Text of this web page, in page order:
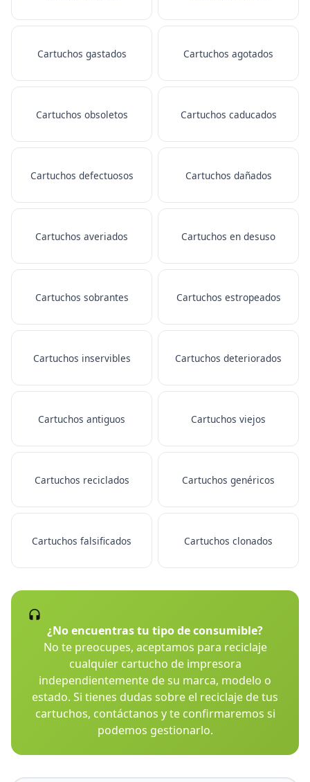
Cartuchos gastados Cartuchos agotados
Cartuchos obsoletos Cartuchos caducados
Cartuchos defectuosos Cartuchos dañados
Cartuchos averiados Cartuchos en desuso
Cartuchos sobrantes Cartuchos estropeados
Cartuchos inservibles Cartuchos deteriorados
Cartuchos antiguos Cartuchos viejos
Cartuchos reciclados Cartuchos genéricos
Cartuchos falsificados Cartuchos clonados
¿No encuentras tu tipo de consumible?
No te preocupes, aceptamos para reciclaje
cualquier cartucho de impresora
independientemente de su marca, modelo o
estado. Si tienes dudas sobre el reciclaje de tus
cartuchos, contáctanos y te confirmaremos si
podemos gestionarlo.